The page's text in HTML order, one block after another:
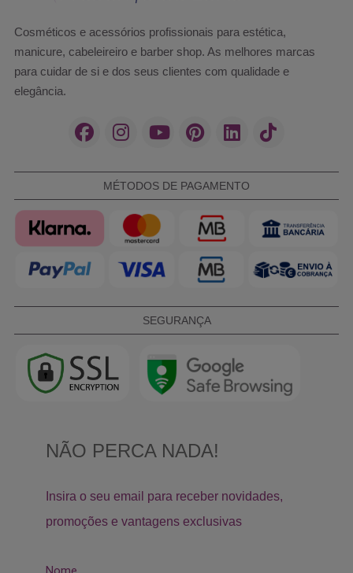
Cosméticos e acessórios profissionais para estética,
manicure, cabeleireiro e barber shop. As melhores marcas
para cuidar de si e dos seus clientes com qualidade e
elegância.
MÉTODOS DE PAGAMENTO
SEGURANÇA